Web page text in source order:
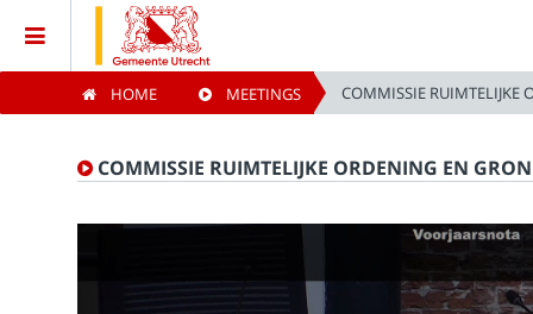
Home
Meetings
HOME MEETINGS COMMISSIE RUIMTELIJKE
COMMISSIE RUIMTELIJKE ORDENING EN